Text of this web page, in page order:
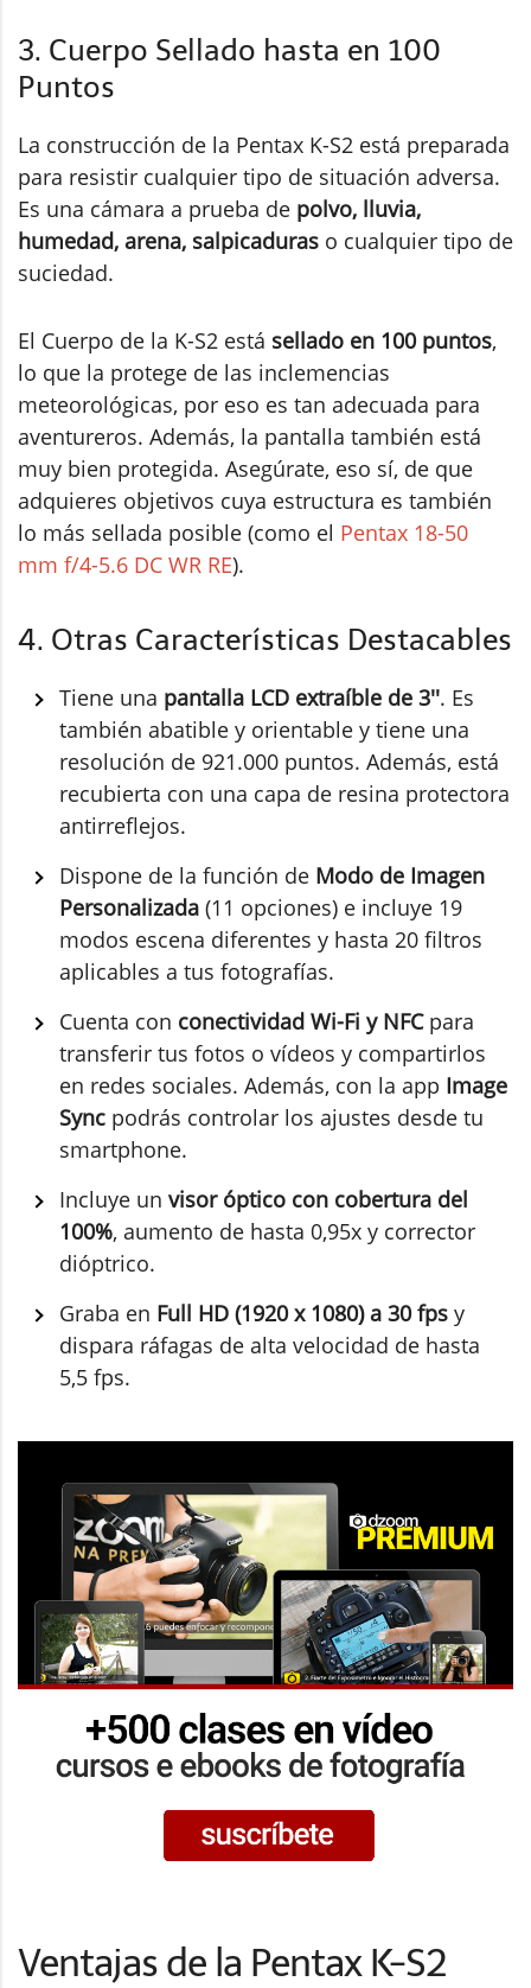
3. Cuerpo Sellado hasta en 100
Puntos
La construcción de la Pentax K-S2 está preparada
para resistir cualquier tipo de situación adversa.
Es una cámara a prueba de polvo, lluvia,
humedad, arena, salpicaduras o cualquier tipo de
suciedad.
El Cuerpo de la K-S2 está sellado en 100 puntos,
lo que la protege de las inclemencias
meteorológicas, por eso es tan adecuada para
aventureros. Además, la pantalla también está
muy bien protegida. Asegúrate, eso sí, de que
adquieres objetivos cuya estructura es también
lo más sellada posible (como el Pentax 18-50
mm f/4-5.6 DC WR RE).
4. Otras Características Destacables
Tiene una pantalla LCD extraíble de 3''. Es
también abatible y orientable y tiene una
resolución de 921.000 puntos. Además, está
recubierta con una capa de resina protectora
antirreflejos.
Dispone de la función de Modo de Imagen
Personalizada (11 opciones) e incluye 19
modos escena diferentes y hasta 20 filtros
aplicables a tus fotografías.
Cuenta con conectividad Wi-Fi y NFCpara
transferir tus fotos o vídeos y compartirlos
en redes sociales. Además, con la app Image
Sync podrás controlar los ajustes desde tu
smartphone.
Incluye un visor óptico con cobertura del
100%, aumento de hasta 0,95x y corrector
dióptrico.
Graba en Full HD (1920 x 1080) a 30 fps y
dispara ráfagas de alta velocidad de hasta
5,5 fps.
Ventajas de la Pentax K-S2